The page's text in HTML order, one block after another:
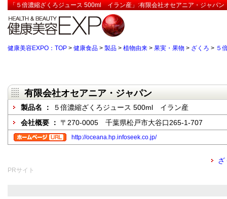
「５倍濃縮ざくろジュース 500ml イラン産」:有限会社オセアニア・ジャパン
健康美容EXPO：TOP > 健康食品 > 製品 > 植物由来 > 果実・果物 > ざくろ > ５
有限会社オセアニア・ジャパン
製品名 ：
５倍濃縮ざくろジュース 500ml イラン産
会社概要 ： 〒270-0005 千葉県松戸市大谷口265-1-707
http://oceana.hp.infoseek.co.jp/
ざ
PRサイト